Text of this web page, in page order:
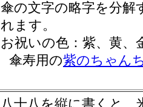
傘の文字の略字を分解
れます。
お祝いの色：紫、黄、
傘寿用の紫のちゃん